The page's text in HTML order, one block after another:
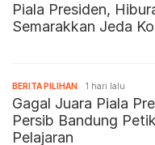
Piala Presiden,
Semarakkan Jeda
BERITA PILIHAN 1 hari lalu
Gagal Juara Piala
Persib Bandung
Pelajaran